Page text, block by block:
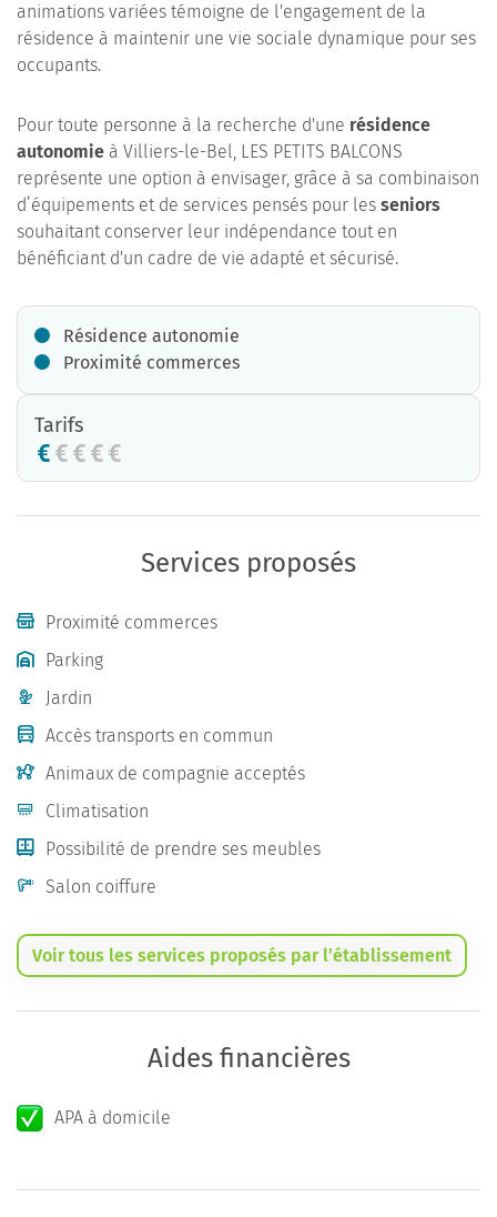
animations variées témoigne de l'engagement de la
résidence à maintenir une vie sociale dynamique pour ses
occupants.
Pour toute personne à la recherche d'une résidence
autonomie à Villiers-le-Bel, LES PETITS BALCONS
représente une option à envisager, grâce à sa combinaison
d’équipements et de services pensés pour les seniors
souhaitant conserver leur indépendance tout en
bénéficiant d'un cadre de vie adapté et sécurisé.
Résidence autonomie
Proximité commerces
Tarifs
Services proposés
Proximité commerces
Parking
Jardin
Accès transports en commun
Animaux de compagnie acceptés
Climatisation
Possibilité de prendre ses meubles
Salon coiffure
Voir tous les services proposés par l’établissement
Aides financières
APA à domicile